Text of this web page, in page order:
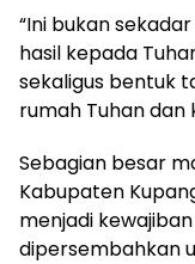
“Ini bukan
hasil kepada
sekaligus bentuk
rumah Tuhan dan
Sebagian besar
Kabupaten
menjadi
dipersembahkan